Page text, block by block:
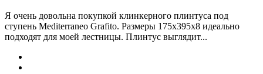
Я очень довольна покупкой клинкерного плинтуса под
ступень Mediterraneo Grafito. Размеры 175х395х8 идеально
подходят для моей лестницы. Плинтус выглядит...